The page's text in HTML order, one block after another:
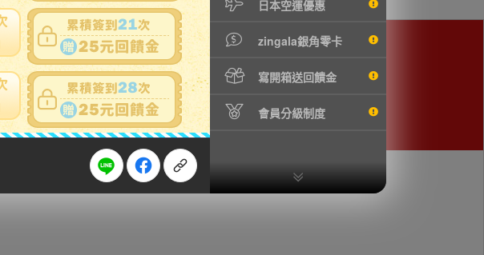
日本空運優惠
zingala銀角零卡
寫開箱送回饋金
會員分級制度